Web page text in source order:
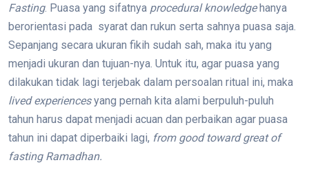
Fasting. Puasa yang sifatnya procedural knowledgehanya
berorientasi pada syarat dan rukun serta sahnya puasa saja.
Sepanjang secara ukuran fikih sudah sah, maka itu yang
menjadi ukuran dan tujuan-nya. Untuk itu, agar puasa yang
dilakukan tidak lagi terjebak dalam persoalan ritual ini, maka
lived experiencesyang pernah kita alami berpuluh-puluh
tahun harus dapat menjadi acuan dan perbaikan agar puasa
tahun ini dapat diperbaiki lagi, from good toward great of
fasting Ramadhan.